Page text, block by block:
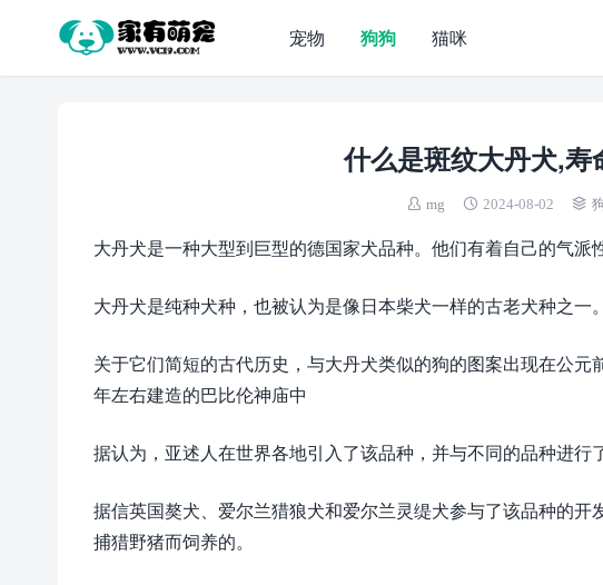
宠物 狗狗 猫咪
什么是斑纹大丹犬,寿
mg 2024-08-02
大丹犬是一种大型到巨型的德国家犬品种。他们有着自己的气派
大丹犬是纯种犬种，也被认为是像日本柴犬一样的古老犬种之一。
关于它们简短的古代历史，与大丹犬类似的狗的图案出现在公
年左右建造的巴比伦神庙中
据认为，亚述人在世界各地引入了该品种，并与不同的品种进行
据信英国獒犬、爱尔兰猎狼犬和爱尔兰灵缇犬参与了该品种的开
捕猎野猪而饲养的。